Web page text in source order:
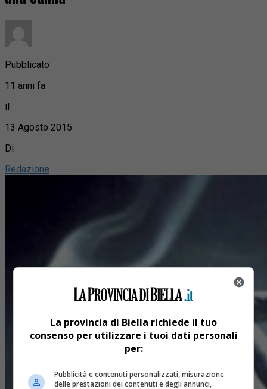
Pubblicato
11 anni fa
il
13 Agosto 2015
Di
Redazione
La provincia di Biella richiede il tuo
consenso per utilizzare i tuoi dati personali
per:
Pubblicità e contenuti personalizzati, misurazione
delle prestazioni dei contenuti e degli annunci,